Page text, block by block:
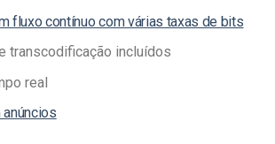
fluxo contínuo com várias taxas de bits
transcodificação incluídos
real